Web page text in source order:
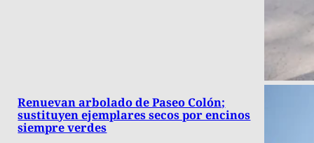
Renuevan arbolado de Paseo Colón;
sustituyen ejemplares secos por encinos
siempre verdes